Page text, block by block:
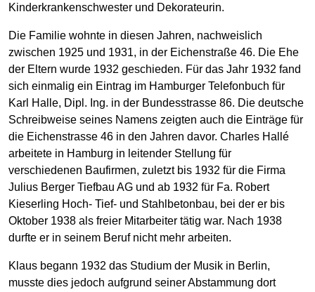
Kinderkrankenschwester und Dekorateurin.
Die Familie wohnte in diesen Jahren, nachweislich
zwischen 1925 und 1931, in der Eichenstraße 46. Die Ehe
der Eltern wurde 1932 geschieden. Für das Jahr 1932 fand
sich einmalig ein Eintrag im Hamburger Telefonbuch für
Karl Halle, Dipl. Ing. in der Bundesstrasse 86. Die deutsche
Schreibweise seines Namens zeigten auch die Einträge für
die Eichenstrasse 46 in den Jahren davor. Charles Hallé
arbeitete in Hamburg in leitender Stellung für
verschiedenen Baufirmen, zuletzt bis 1932 für die Firma
Julius Berger Tiefbau AG und ab 1932 für Fa. Robert
Kieserling Hoch- Tief- und Stahlbetonbau, bei der er bis
Oktober 1938 als freier Mitarbeiter tätig war. Nach 1938
durfte er in seinem Beruf nicht mehr arbeiten.
Klaus begann 1932 das Studium der Musik in Berlin,
musste dies jedoch aufgrund seiner Abstammung dort